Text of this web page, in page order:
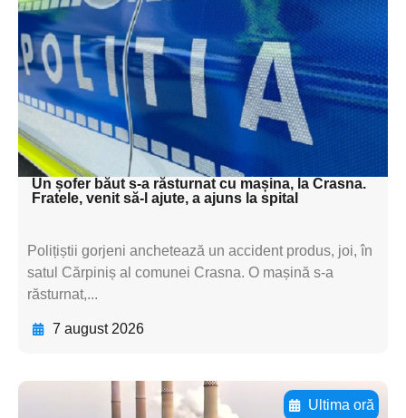
subtitluAdaugă aici
textul pentru
subtitluAdaugă aici
textul pentru
subtitluAdaugă aici
textul pentru subti
Un șofer băut s-a răsturnat cu mașina, la Crasna.
Fratele, venit să-l ajute, a ajuns la spital
Polițiștii gorjeni anchetează un accident produs, joi, în
satul Cărpiniș al comunei Crasna. O mașină s-a
răsturnat,...
7 august 2026
Ultima oră